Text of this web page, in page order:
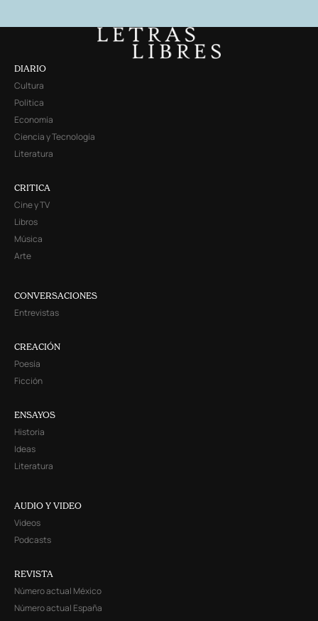
DIARIO
Cultura
Política
Economía
Ciencia y Tecnología
Literatura
CRITICA
Cine y TV
Libros
Música
Arte
CONVERSACIONES
Entrevistas
CREACIÓN
Poesía
Ficción
ENSAYOS
Historia
Ideas
Literatura
AUDIO Y VIDEO
Videos
Podcasts
REVISTA
Número actual México
Número actual España